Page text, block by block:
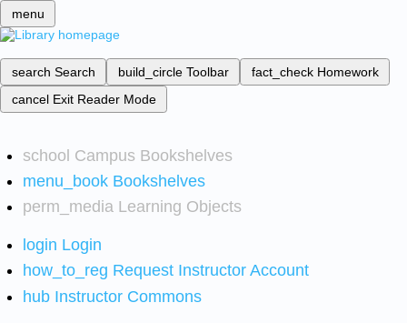
menu
search Search build_circle Toolbar fact_check Homework
cancel Exit Reader Mode
school Campus Bookshelves
menu_book Bookshelves
perm_media Learning Objects
login Login
how_to_reg Request Instructor Account
hub Instructor Commons